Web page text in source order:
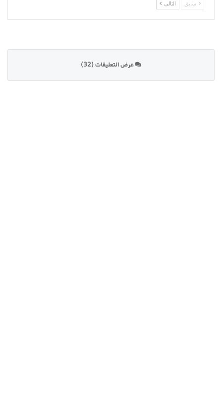
سابق التالى
عرض التعليقات (32)